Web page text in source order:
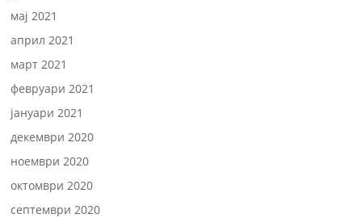
мај 2021
април 2021
март 2021
февруари 2021
јануари 2021
декември 2020
ноември 2020
октомври 2020
септември 2020